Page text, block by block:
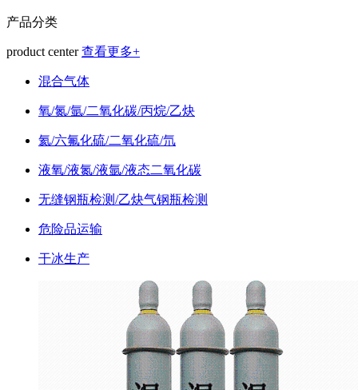
产品分类
product center查看更多+
混合气体
氧/氮/氩/二氧化碳/丙烷/乙炔
氦/六氟化硫/二氧化硫/氘
液氧/液氮/液氩/液态二氧化碳
无缝钢瓶检测/乙炔气钢瓶检测
危险品运输
干冰生产